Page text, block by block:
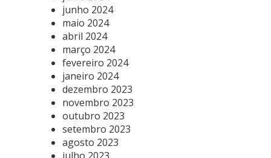
junho 2024
maio 2024
abril 2024
março 2024
fevereiro 2024
janeiro 2024
dezembro 2023
novembro 2023
outubro 2023
setembro 2023
agosto 2023